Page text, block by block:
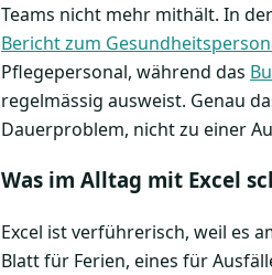
Teams nicht mehr mithält. In
Bericht zum
Pflegepersonal, während das
regelmässig ausweist. Genau
Dauerproblem, nicht zu einer
Was im Alltag mit Excel
Excel ist verführerisch, weil es
Blatt für Ferien, eines für